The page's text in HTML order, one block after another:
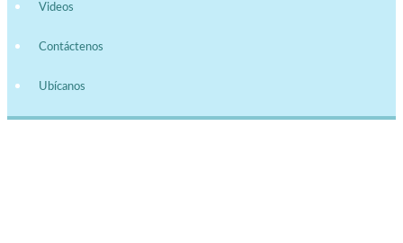
Videos
Contáctenos
Ubícanos